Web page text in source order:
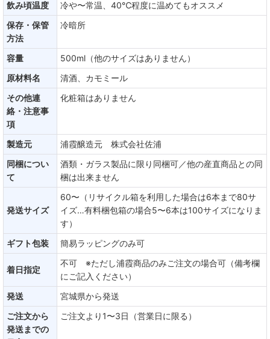
飲み頃温度
冷や〜常温、40℃程度に温めてもオススメ
保存・保管
方法
冷暗所
容量
500ml（他のサイズはありません）
原材料名
清酒、カモミール
その他連
絡・注意事
項
化粧箱はありません
製造元
浦霞醸造元 株式会社佐浦
同梱につい
て
酒類・ガラス製品に限り同梱可／他の産直商品との同
梱は出来ません
発送サイズ
60〜（リサイクル箱を利用した場合は6本まで80サ
イズ…有料梱包箱の場合5〜6本は100サイズになりま
す）
ギフト包装
簡易ラッピングのみ可
着日指定
不可 ※ただし浦霞商品のみご注文の場合可（備考欄
にご記入ください）
発送
宮城県から発送
ご注文から
発送までの
ご注文より1〜3日（営業日に限る）